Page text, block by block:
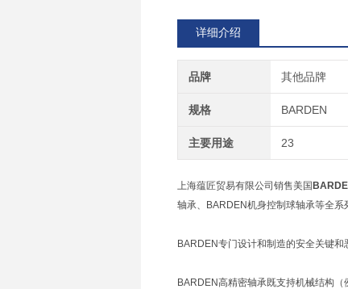
详细介绍
品牌 其他品牌
规格 BARDEN
主要用途 23
上海蕴匠贸易有限公司销售美国
轴承、BARDEN机身控制球轴承等全系
BARDEN专门设计和制造的安全关键
BARDEN高精密轴承既支持机械结构